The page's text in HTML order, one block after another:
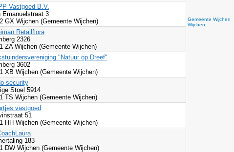
Gemeente Wijchen
Wijchen
Vastgoed B.V.
Emanuelstraat 3
GX Wijchen (Gemeente Wijchen)
Retailflora
2326
ZA Wijchen (Gemeente Wijchen)
"Natuur op Dreef"
3602
XB Wijchen (Gemeente Wijchen)
security
Stoel 5914
TS Wijchen (Gemeente Wijchen)
vastgoed
51
HH Wijchen (Gemeente Wijchen)
183
DW Wijchen (Gemeente Wijchen)